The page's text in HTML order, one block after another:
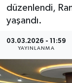
düzenlendi,
yaşandı.
03.03.2026 - 11:59
YAYINLANMA
SAĞLIK
EĞİTİM
Tüm
Son Dakika
Haber